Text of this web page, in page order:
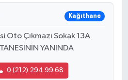
Kağıthane
Oto Çıkmazı Sokak 13A
YANINDA
0 (212) 294 99 68